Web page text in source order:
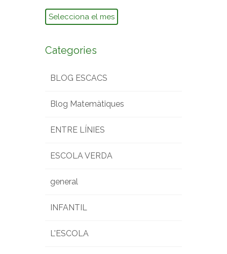
Arxius
Categories
BLOG ESCACS
Blog Matemàtiques
ENTRE LÍNIES
ESCOLA VERDA
general
INFANTIL
L'ESCOLA